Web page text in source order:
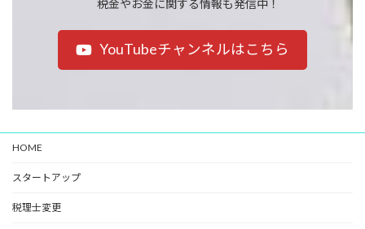
税金やお金に関する情報も発信中！
YouTubeチャンネルはこちら
HOME
スタートアップ
税理士変更